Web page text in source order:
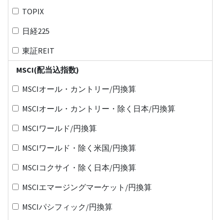
TOPIX
日経225
東証REIT
MSCI(配当込指数)
MSCIオール・カントリー/円換算
MSCIオール・カントリー・除く日本/円換算
MSCIワールド/円換算
MSCIワールド・除く米国/円換算
MSCIコクサイ・除く日本/円換算
MSCIエマージングマーケット/円換算
MSCIパシフィック/円換算